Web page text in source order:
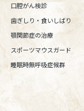
口腔がん検診
歯ぎしり・食いしばり
顎関節症の治療
スポーツマウスガード
睡眠時無呼吸症候群